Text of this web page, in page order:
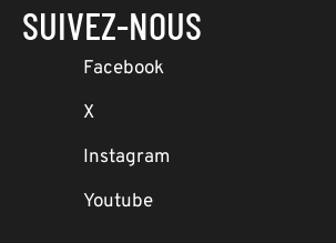
SUIVEZ-NOUS
Facebook
X
Instagram
Youtube